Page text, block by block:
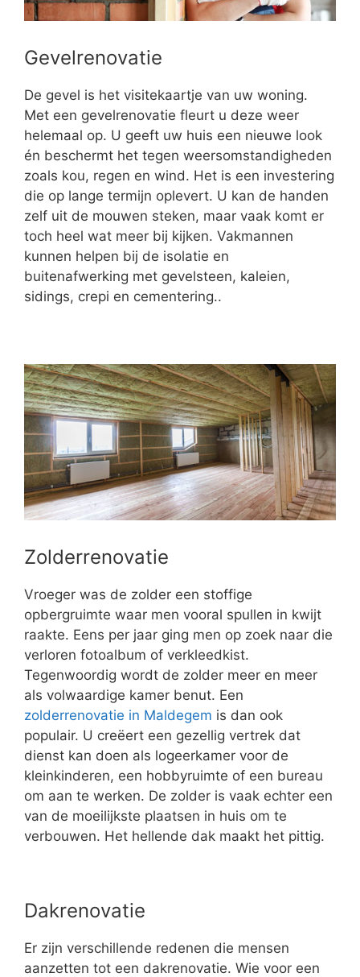
Gevelrenovatie
De gevel is het visitekaartje van uw woning.
Met een gevelrenovatie fleurt u deze weer
helemaal op. U geeft uw huis een nieuwe look
én beschermt het tegen weersomstandigheden
zoals kou, regen en wind. Het is een investering
die op lange termijn oplevert. U kan de handen
zelf uit de mouwen steken, maar vaak komt er
toch heel wat meer bij kijken. Vakmannen
kunnen helpen bij de isolatie en
buitenafwerking met gevelsteen, kaleien,
sidings, crepi en cementering..
Zolderrenovatie
Vroeger was de zolder een stoffige
opbergruimte waar men vooral spullen in kwijt
raakte. Eens per jaar ging men op zoek naar die
verloren fotoalbum of verkleedkist.
Tegenwoordig wordt de zolder meer en meer
als volwaardige kamer benut. Een
zolderrenovatie in Maldegem is dan ook
populair. U creëert een gezellig vertrek dat
dienst kan doen als logeerkamer voor de
kleinkinderen, een hobbyruimte of een bureau
om aan te werken. De zolder is vaak echter een
van de moeilijkste plaatsen in huis om te
verbouwen. Het hellende dak maakt het pittig.
Dakrenovatie
Er zijn verschillende redenen die mensen
aanzetten tot een dakrenovatie. Wie voor een